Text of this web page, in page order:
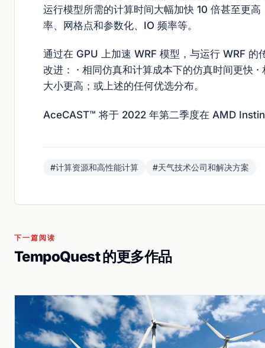
运行模型所需的计算时间大幅加快 10 倍甚至更
率、网格点和参数化、IO 频率等。
通过在 GPU 上加速 WRF 模型，与运行 WRF
改进： · 相同仿真和计算成本下的仿真时间更快
大小更高；或上述的任何优选分布。
AceCAST™ 将于 2022 年第二季度在 AMD
#计算资源和高性能计算 #天气技术公司和解决方案
下一篇阅读
TempoQuest 的更多作品